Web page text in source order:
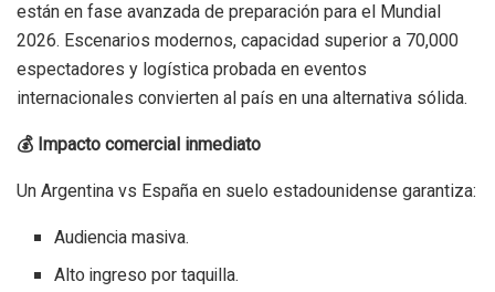
están en fase avanzada de preparación para el Mundial
2026. Escenarios modernos, capacidad superior a 70,000
espectadores y logística probada en eventos
internacionales convierten al país en una alternativa sólida.
💰 Impacto comercial inmediato
Un Argentina vs España en suelo estadounidense garantiza:
Audiencia masiva.
Alto ingreso por taquilla.